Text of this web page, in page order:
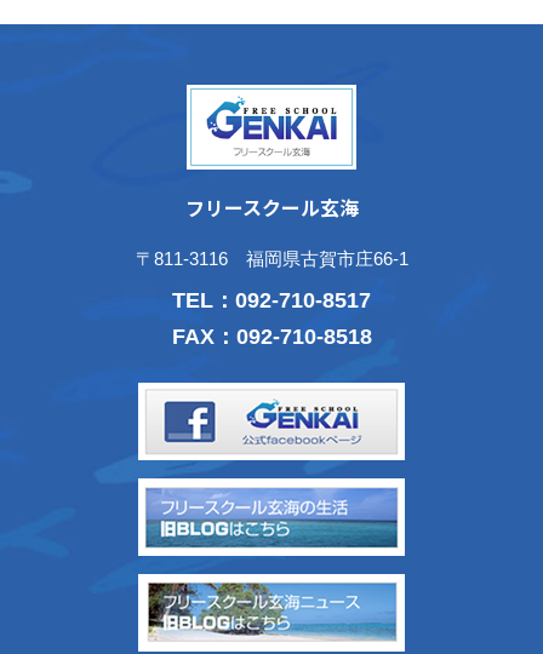
フリースクール玄海
〒811-3116 福岡県古賀市庄66-1
TEL： 092-710-8517
FAX：092-710-8518